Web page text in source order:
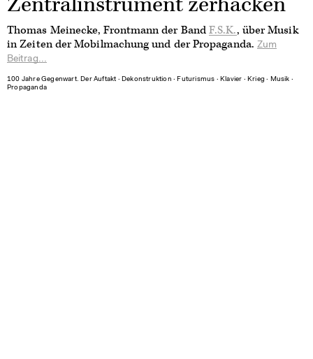
Thomas Meinecke, Frontmann der BandF.S.K., über Musik
in Zeiten der Mobilmachung und der Propaganda. Zum
Beitrag...
100 Jahre Gegenwart. Der Auftakt ∙ Dekonstruktion ∙ Futurismus ∙ Klavier ∙ Krieg ∙ Musik ∙
Propaganda